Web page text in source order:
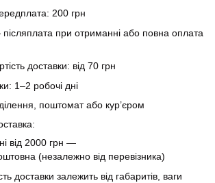
200 грн
при отриманні або повна оплата
доставки: від 70 грн
1–2 робочі дні
поштомат або кур’єром
від 2000 грн —
(незалежно від перевізника)
доставки залежить від габаритів, ваги